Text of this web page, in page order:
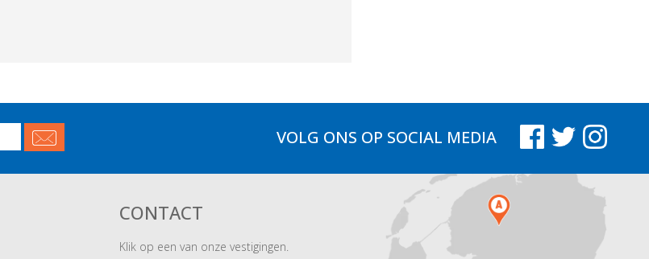
VOLG ONS OP SOCIAL MEDIA
CONTACT
Klik op een van onze vestigingen.